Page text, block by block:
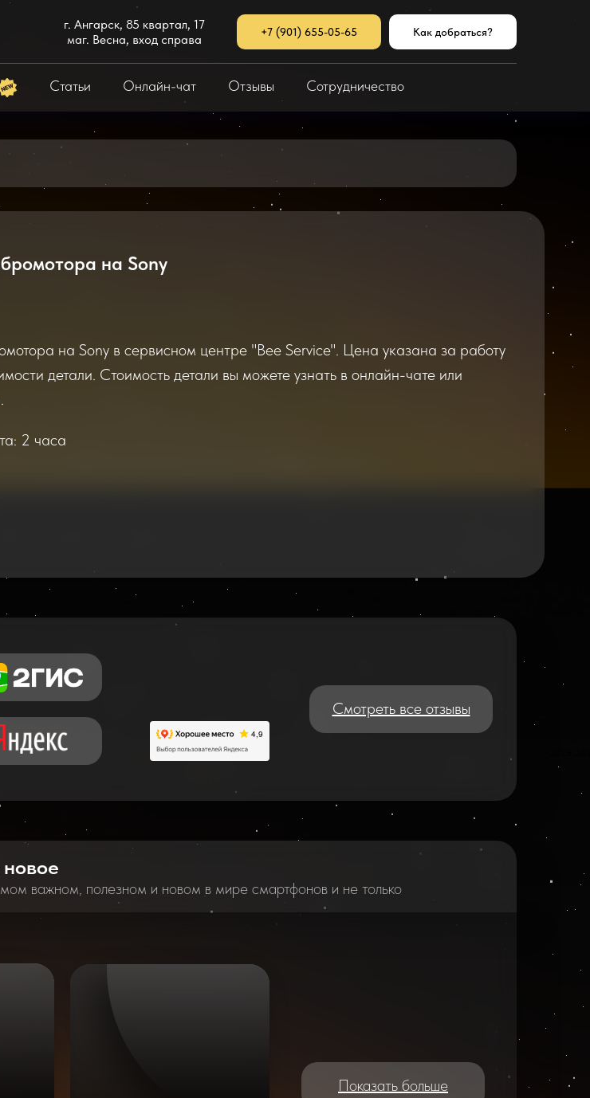
г. Ангарск, 85 квартал, 17
маг. Весна, вход справа
+7 (901) 655-05-65 Как добраться?
Статьи Онлайн-чат Отзывы Сотрудничество
на Sony
на Sony в сервисном центре "Bee Service". Цена указана за работу
детали. Стоимость детали вы можете узнать в онлайн-чате или
2 часа
Смотреть все отзывы
важном, полезном и новом в мире смартфонов и не только
Показать больше